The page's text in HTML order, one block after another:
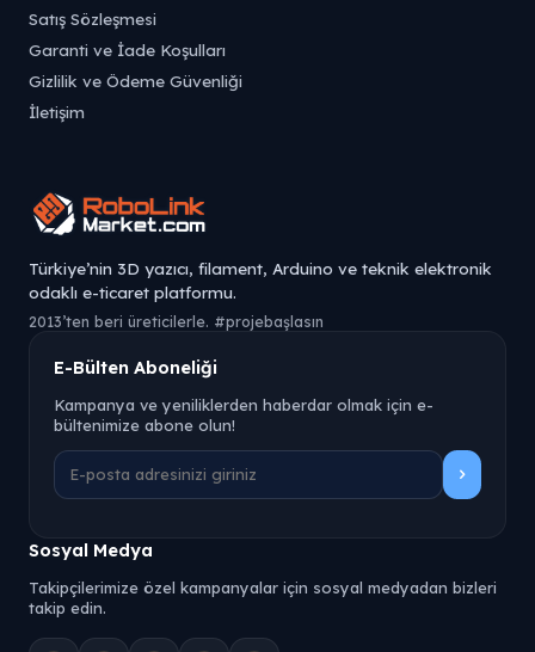
Satış Sözleşmesi
Garanti ve İade Koşulları
Gizlilik ve Ödeme Güvenliği
İletişim
Türkiye’nin 3D yazıcı, filament, Arduino ve teknik elektronik
odaklı e-ticaret platformu.
2013’ten beri üreticilerle. #projebaşlasın
E-Bülten Aboneliği
Kampanya ve yeniliklerden haberdar olmak için e-
bültenimize abone olun!
Sosyal Medya
Takipçilerimize özel kampanyalar için sosyal medyadan bizleri
takip edin.